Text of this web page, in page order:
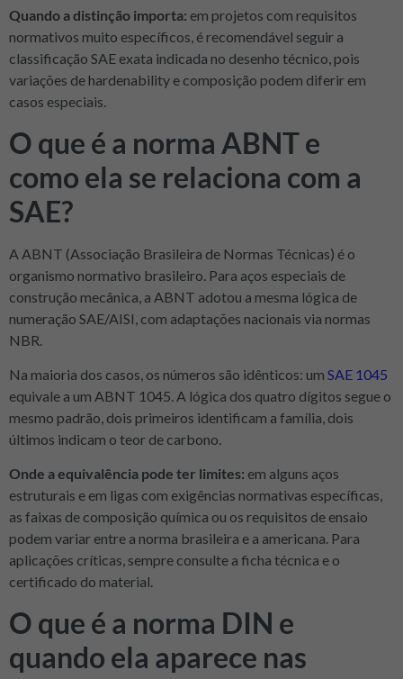
Quando a distinção importa: em projetos com requisitos
normativos muito específicos, é recomendável seguir a
classificação SAE exata indicada no desenho técnico, pois
variações de hardenability e composição podem diferir em
casos especiais.
O que é a norma ABNT e
como ela se relaciona com a
SAE?
A ABNT (Associação Brasileira de Normas Técnicas) é o
organismo normativo brasileiro. Para aços especiais de
construção mecânica, a ABNT adotou a mesma lógica de
numeração SAE/AISI, com adaptações nacionais via normas
NBR.
Na maioria dos casos, os números são idênticos: um SAE 1045
equivale a um ABNT 1045. A lógica dos quatro dígitos segue o
mesmo padrão, dois primeiros identificam a família, dois
últimos indicam o teor de carbono.
Onde a equivalência pode ter limites: em alguns aços
estruturais e em ligas com exigências normativas específicas,
as faixas de composição química ou os requisitos de ensaio
podem variar entre a norma brasileira e a americana. Para
aplicações críticas, sempre consulte a ficha técnica e o
certificado do material.
O que é a norma DIN e
quando ela aparece nas